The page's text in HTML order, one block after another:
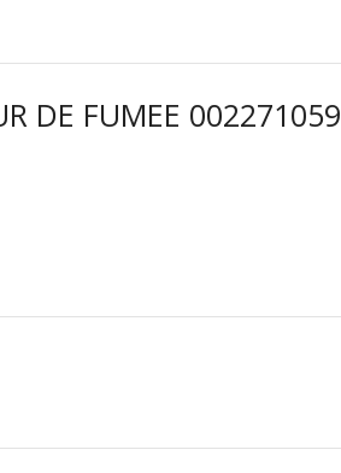
DE FUMEE 002271059